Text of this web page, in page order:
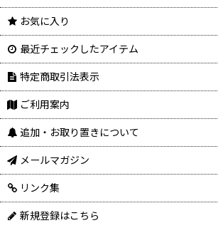
お気に入り
最近チェックしたアイテム
特定商取引法表示
ご利用案内
追加・お取り置きについて
メールマガジン
リンク集
新規登録はこちら